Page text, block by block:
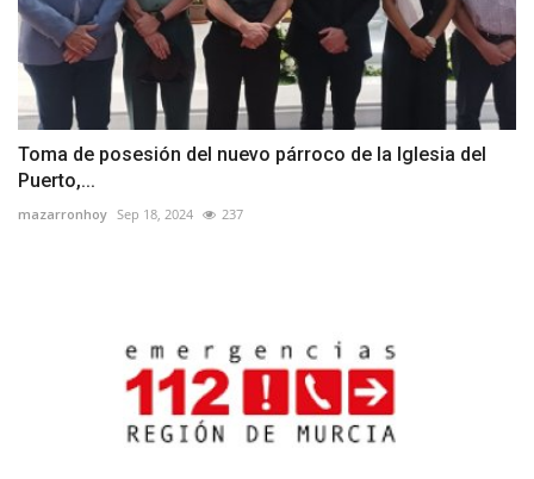
Toma de posesión del nuevo párroco de la Iglesia del
Puerto,...
mazarronhoy Sep 18, 2024 237